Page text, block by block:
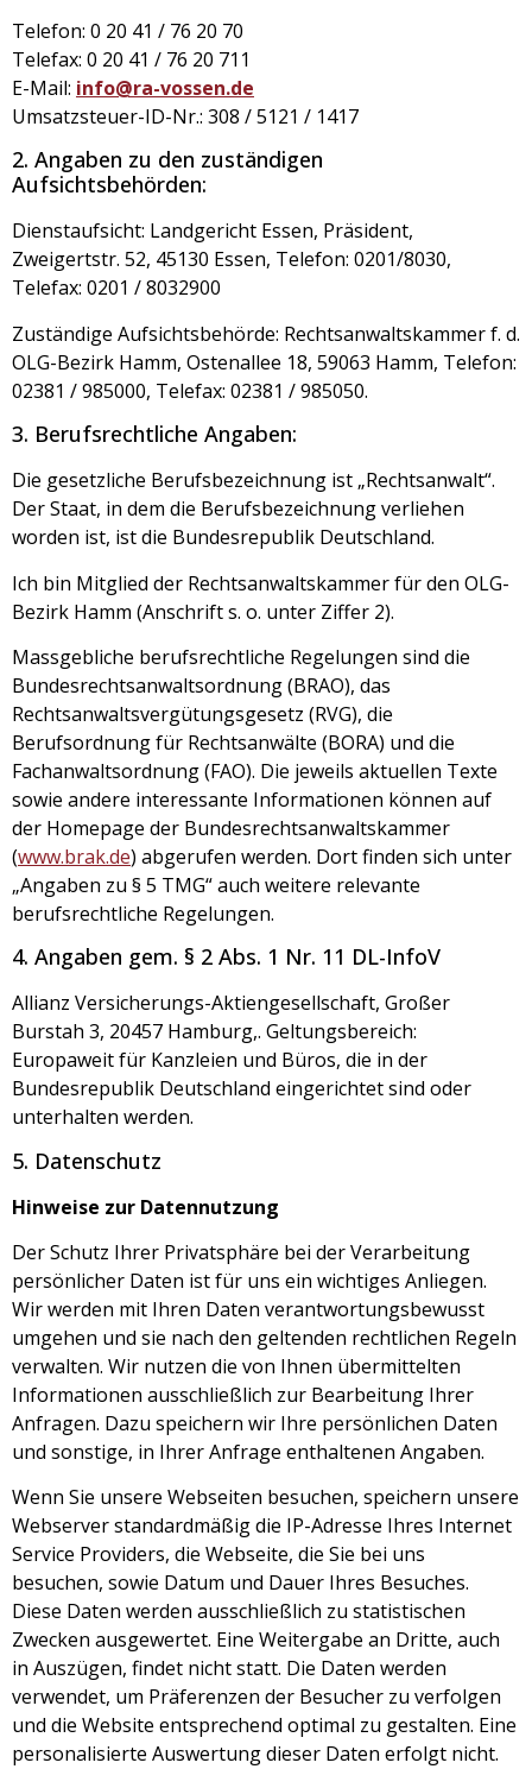
Telefon: 0 20 41 / 76 20 70
Telefax: 0 20 41 / 76 20 711
E-Mail: info@ra-vossen.de
Umsatzsteuer-ID-Nr.: 308 / 5121 / 1417
2. Angaben zu den zuständigen
Aufsichtsbehörden:
Dienstaufsicht: Landgericht Essen, Präsident,
Zweigertstr. 52, 45130 Essen, Telefon: 0201/8030,
Telefax: 0201 / 8032900
Zuständige Aufsichtsbehörde: Rechtsanwaltskammer f. d.
OLG-Bezirk Hamm, Ostenallee 18, 59063 Hamm, Telefon:
02381 / 985000, Telefax: 02381 / 985050.
3. Berufsrechtliche Angaben:
Die gesetzliche Berufsbezeichnung ist „Rechtsanwalt“.
Der Staat, in dem die Berufsbezeichnung verliehen
worden ist, ist die Bundesrepublik Deutschland.
Ich bin Mitglied der Rechtsanwaltskammer für den OLG-
Bezirk Hamm (Anschrift s. o. unter Ziffer 2).
Massgebliche berufsrechtliche Regelungen sind die
Bundesrechtsanwaltsordnung (BRAO), das
Rechtsanwaltsvergütungsgesetz (RVG), die
Berufsordnung für Rechtsanwälte (BORA) und die
Fachanwaltsordnung (FAO). Die jeweils aktuellen Texte
sowie andere interessante Informationen können auf
der Homepage der Bundesrechtsanwaltskammer
(www.brak.de) abgerufen werden. Dort finden sich unter
„Angaben zu § 5 TMG“ auch weitere relevante
berufsrechtliche Regelungen.
4. Angaben gem. § 2 Abs. 1 Nr. 11 DL-InfoV
Allianz Versicherungs-Aktiengesellschaft, Großer
Burstah 3, 20457 Hamburg,. Geltungsbereich:
Europaweit für Kanzleien und Büros, die in der
Bundesrepublik Deutschland eingerichtet sind oder
unterhalten werden.
5. Datenschutz
Hinweise zur Datennutzung
Der Schutz Ihrer Privatsphäre bei der Verarbeitung
persönlicher Daten ist für uns ein wichtiges Anliegen.
Wir werden mit Ihren Daten verantwortungsbewusst
umgehen und sie nach den geltenden rechtlichen Regeln
verwalten. Wir nutzen die von Ihnen übermittelten
Informationen ausschließlich zur Bearbeitung Ihrer
Anfragen. Dazu speichern wir Ihre persönlichen Daten
und sonstige, in Ihrer Anfrage enthaltenen Angaben.
Wenn Sie unsere Webseiten besuchen, speichern unsere
Webserver standardmäßig die IP-Adresse Ihres Internet
Service Providers, die Webseite, die Sie bei uns
besuchen, sowie Datum und Dauer Ihres Besuches.
Diese Daten werden ausschließlich zu statistischen
Zwecken ausgewertet. Eine Weitergabe an Dritte, auch
in Auszügen, findet nicht statt. Die Daten werden
verwendet, um Präferenzen der Besucher zu verfolgen
und die Website entsprechend optimal zu gestalten. Eine
personalisierte Auswertung dieser Daten erfolgt nicht.